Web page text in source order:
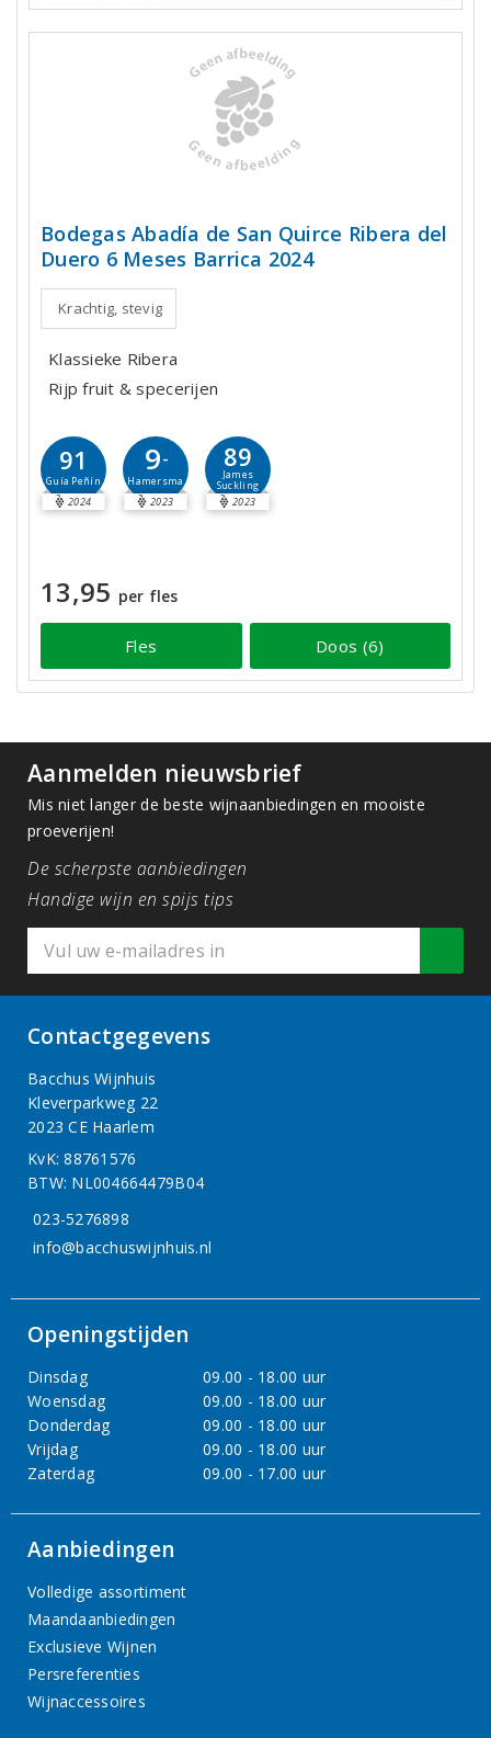
Bodegas Abadía de San Quirce Ribera del
Duero 6 Meses Barrica 2024
Krachtig, stevig
Klassieke Ribera
Rijp fruit & specerijen
91
Guía Peñín
2024
9-
Hamersma
2023
89
James
Suckling
2023
13,95 per fles
Fles Doos (6)
Aanmelden nieuwsbrief
Mis niet langer de beste wijnaanbiedingen en mooiste
proeverijen!
De scherpste aanbiedingen
Handige wijn en spijs tips
Contactgegevens
Bacchus Wijnhuis
Kleverparkweg 22
2023 CE Haarlem
KvK: 88761576
BTW: NL004664479B04
023-5276898
info@bacchuswijnhuis.nl
Openingstijden
Dinsdag
09.00 - 18.00 uur
Woensdag
09.00 - 18.00 uur
Donderdag
09.00 - 18.00 uur
Vrijdag
09.00 - 18.00 uur
Zaterdag
09.00 - 17.00 uur
Aanbiedingen
Volledige assortiment
Maandaanbiedingen
Exclusieve Wijnen
Persreferenties
Wijnaccessoires